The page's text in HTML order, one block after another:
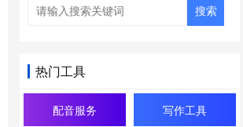
搜索
热门工具
配音服务 写作工具